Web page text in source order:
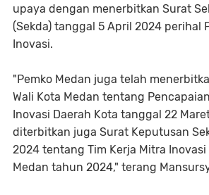
upaya dengan menerbitkan Surat
(Sekda) tanggal 5 April 2024 perihal
Inovasi.
"Pemko Medan juga telah
Wali Kota Medan tentang
Inovasi Daerah Kota tanggal 22
diterbitkan juga Surat Keputusan
2024 tentang Tim Kerja Mitra Inovasi
Medan tahun 2024," terang